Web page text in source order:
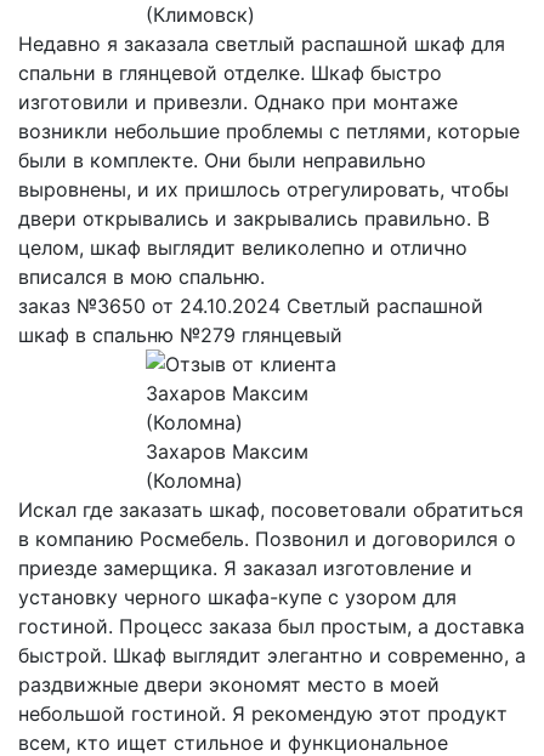
(Климовск)
Недавно я заказала светлый распашной шкаф для
спальни в глянцевой отделке. Шкаф быстро
изготовили и привезли. Однако при монтаже
возникли небольшие проблемы с петлями, которые
были в комплекте. Они были неправильно
выровнены, и их пришлось отрегулировать, чтобы
двери открывались и закрывались правильно. В
целом, шкаф выглядит великолепно и отлично
вписался в мою спальню.
заказ №3650 от 24.10.2024 Светлый распашной
шкаф в спальню №279 глянцевый
Захаров Максим
(Коломна)
Искал где заказать шкаф, посоветовали обратиться
в компанию Росмебель. Позвонил и договорился о
приезде замерщика. Я заказал изготовление и
установку черного шкафа-купе с узором для
гостиной. Процесс заказа был простым, а доставка
быстрой. Шкаф выглядит элегантно и современно, а
раздвижные двери экономят место в моей
небольшой гостиной. Я рекомендую этот продукт
всем, кто ищет стильное и функциональное